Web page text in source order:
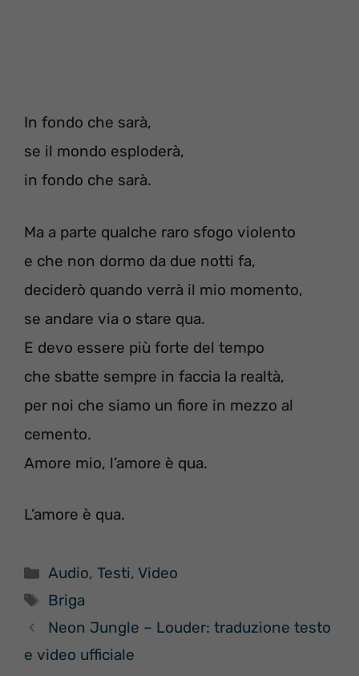
In fondo che sarà,
se il mondo esploderà,
in fondo che sarà.
Ma a parte qualche raro sfogo violento
e che non dormo da due notti fa,
deciderò quando verrà il mio momento,
se andare via o stare qua.
E devo essere più forte del tempo
che sbatte sempre in faccia la realtà,
per noi che siamo un fiore in mezzo al
cemento.
Amore mio, l’amore è qua.
L’amore è qua.
Categorie
Audio,Testi,Video
Tag
Briga
Neon Jungle – Louder: traduzione testo
e video ufficiale